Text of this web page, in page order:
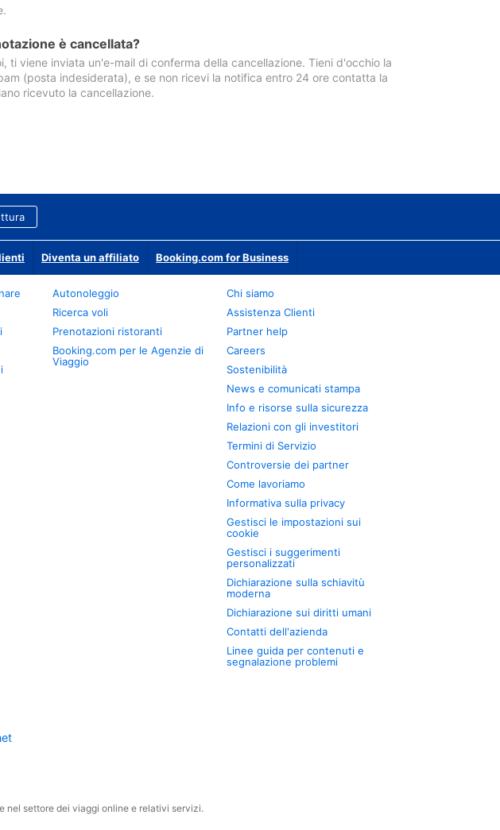
è cancellata?
ti viene inviata un'e-mail di conferma della cancellazione. Tieni d'occhio la
(posta indesiderata), e se non ricevi la notifica entro 24 ore contatta la
ricevuto la cancellazione.
Diventa un affiliato Booking.com for Business
Autonoleggio
Ricerca voli
Prenotazioni ristoranti
Booking.com per le Agenzie di
Viaggio
Chi siamo
Assistenza Clienti
Partner help
Careers
Sostenibilità
News e comunicati stampa
Info e risorse sulla sicurezza
Relazioni con gli investitori
Termini di Servizio
Controversie dei partner
Come lavoriamo
Informativa sulla privacy
Gestisci le impostazioni sui
cookie
Gestisci i suggerimenti
personalizzati
Dichiarazione sulla schiavitù
moderna
Dichiarazione sui diritti umani
Contatti dell'azienda
Linee guida per contenuti e
segnalazione problemi
nel settore dei viaggi online e relativi servizi.